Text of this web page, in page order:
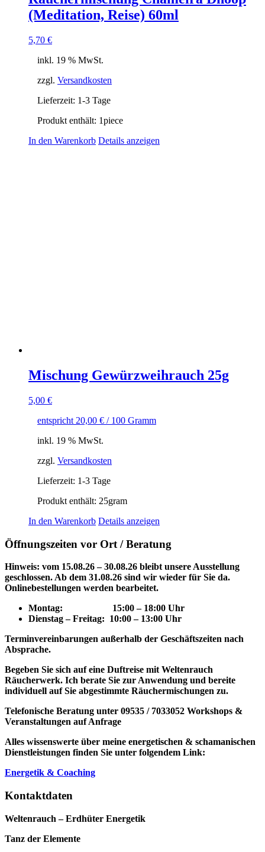
(Meditation, Reise) 60ml
5,70 €
inkl. 19 % MwSt.
zzgl. Versandkosten
Lieferzeit: 1-3 Tage
Produkt enthält: 1piece
In den Warenkorb Details anzeigen
Mischung Gewürzweihrauch 25g
5,00 €
entspricht 20,00 € / 100 Gramm
inkl. 19 % MwSt.
zzgl. Versandkosten
Lieferzeit: 1-3 Tage
Produkt enthält: 25gram
In den Warenkorb Details anzeigen
Öffnungszeiten vor Ort / Beratung
Hinweis: vom 15.08.26 – 30.08.26 bleibt unsere Ausstellung
geschlossen. Ab dem 31.08.26 sind wir wieder für Sie da.
Onlinebestellungen werden bearbeitet.
Montag: 15:00 – 18:00 Uhr
Dienstag – Freitag: 10:00 – 13:00 Uhr
Terminvereinbarungen außerhalb der Geschäftszeiten nach
Absprache.
Begeben Sie sich auf eine Duftreise mit Weltenrauch
Räucherwerk. Ich berate Sie zur Anwendung und bereite
individuell auf Sie abgestimmte Räuchermischungen zu.
Telefonische Beratung unter 09535 / 7033052 Workshops &
Veranstaltungen auf Anfrage
Alles wissenswerte über meine energetischen & schamanischen
Dienstleistungen finden Sie unter folgendem Link:
Energetik & Coaching
Kontaktdaten
Weltenrauch – Erdhüter Energetik
Tanz der Elemente